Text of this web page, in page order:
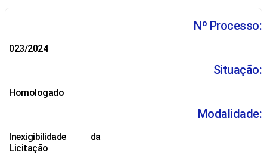
Nº Processo:
023/2024
Situação:
Homologado
Modalidade:
Inexigibilidade da
Licitação